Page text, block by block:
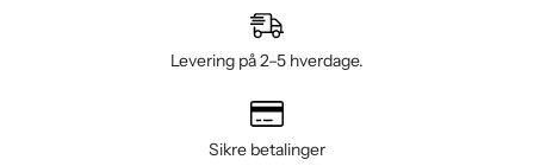
Levering på 2–5 hverdage.
Sikre betalinger